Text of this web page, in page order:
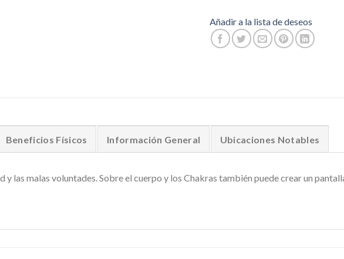
Añadir a la lista de deseos
Beneficios Físicos Información General Ubicaciones Notables
y las malas voluntades. Sobre el cuerpo y los Chakras también puede crear un